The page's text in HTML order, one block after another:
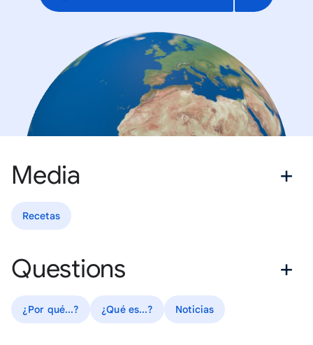
Media
Recetas
Questions
¿Por qué...? ¿Qué es...? Noticias